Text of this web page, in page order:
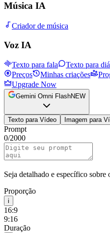
Música IA
Criador de música
Voz IA
Texto para fala Texto para
Preços
Minhas criações
Upgrade Now
Gemini Omni FlashNEW
Texto para Vídeo Imagem para
Prompt
0/2000
Seja detalhado e específico
Proporção
i
16:9
9:16
Duração